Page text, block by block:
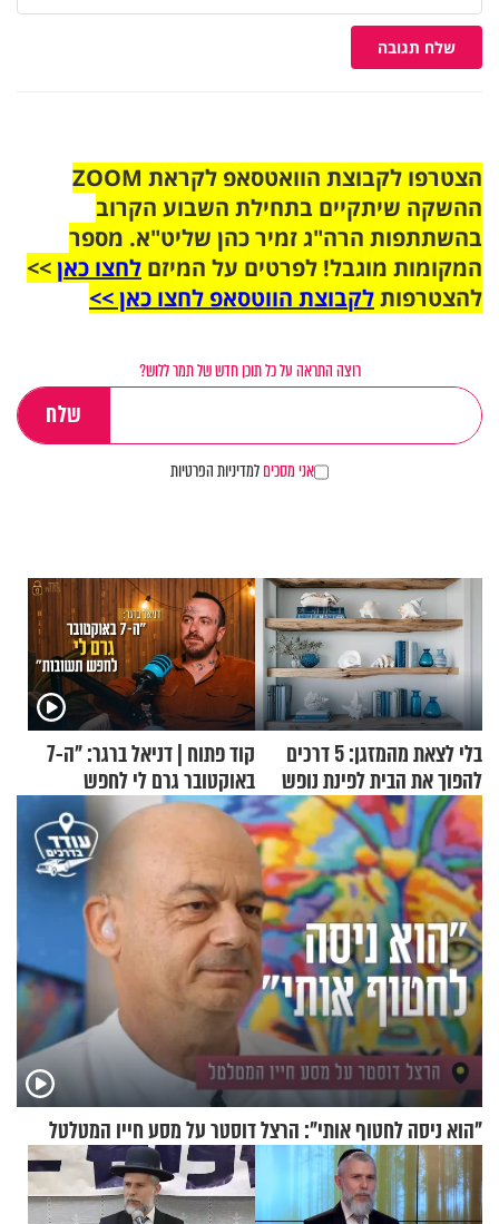
שלח תגובה
הצטרפו לקבוצת הוואטסאפ לקראת ZOOM
ההשקה שיתקיים בתחילת השבוע הקרוב
בהשתתפות הרה"ג זמיר כהן שליט"א. מספר
המקומות מוגבל! לפרטים על המיזם לחצו כאן>>
להצטרפותלקבוצת הווטסאפ לחצו כאן >>
רוצה התראה על כל תוכן חדש של תמר ללוש?
אני מסכיםלמדיניות הפרטיות
בלי לצאת מהמזגן: 5 דרכים
להפוך את הבית לפינת נופש
מעוצבת
קוד פתוח | דניאל ברגר: "ה-7
באוקטובר גרם לי לחפש
תשובות"
"הוא ניסה לחטוף אותי": הרצל דוסטר על מסע חייו המטלטל